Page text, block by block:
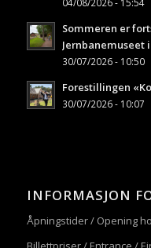
Sommeren er
Jernbanemuseet
30/07/2026 - 10:50
Forestillingen
30/07/2026 - 10:07
INFORMASJON
Åpningstider / Opening